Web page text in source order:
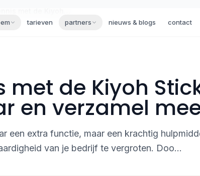
tarieven partners nieuws & blogs contact
met de Kiyoh
en verzamel
een extra functie, maar een krachtig
van je bedrijf te vergroten. Doo...